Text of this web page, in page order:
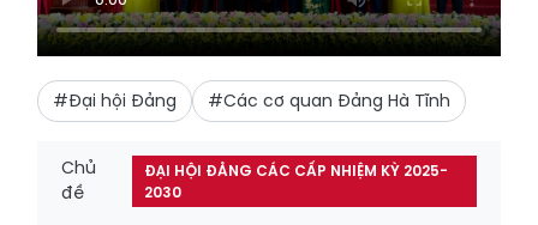
#Đại hội Đảng #Các cơ quan Đảng Hà Tĩnh
Chủ
đề
ĐẠI HỘI ĐẢNG CÁC CẤP NHIỆM KỲ 2025-
2030